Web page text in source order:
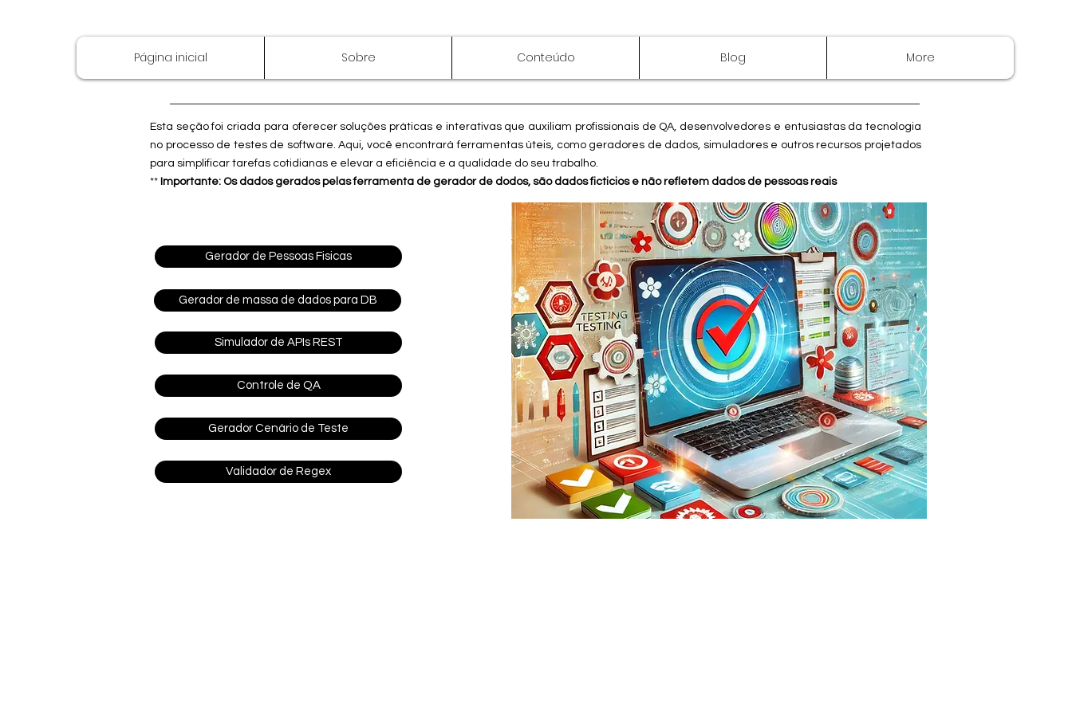
Página inicial Sobre Conteúdo Blog More
Esta seção foi criada para oferecer soluções práticas e interativas que auxiliam profissionais de QA, desenvolvedores e entusiastas da tecnologia
no processo de testes de software. Aqui, você encontrará ferramentas úteis, como geradores de dados, simuladores e outros recursos projetados
para simplificar tarefas cotidianas e elevar a eficiência e a qualidade do seu trabalho.
** Importante: Os dados gerados pelas ferramenta de gerador de dodos, são dados ficticios e não refletem dados de pessoas reais
Gerador de Pessoas Fisicas
Simulador de APIs REST
Validador de Regex
Controle de QA
Gerador Cenário de Teste
Gerador de massa de dados para DB